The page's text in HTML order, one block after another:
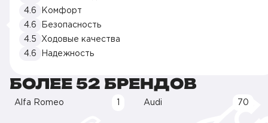
4.6
Комфорт
4.6
Безопасность
4.5
Ходовые качества
4.6
Надежность
БОЛЕЕ 52 БРЕНДОВ
Alfa Romeo Audi 70